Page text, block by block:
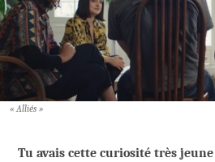
« Alliés »
Tu avais cette curiosité très jeune